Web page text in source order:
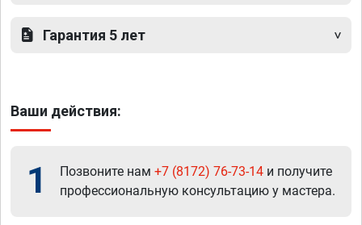
Гарантия 5 лет
Ваши действия:
1 Позвоните нам +7 (8172) 76-73-14 и получите
профессиональную консультацию у мастера.